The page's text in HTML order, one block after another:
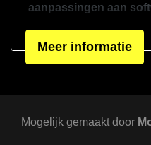
Parkeersensor
Sportonderstel
Sportvelgen
Anti blokkeer
aanpassingen aan
embleembadges De
de hand van de foto's.
optie's, waaronder
Meer informatie
Mogelijk gemaakt door